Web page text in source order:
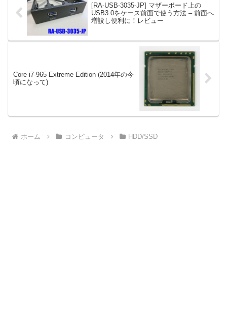
[RA-USB-3035-JP] マザーボード上の
USB3.0をケース前面で使う方法 – 前面へ
増設し便利に！レビュー
Core i7-965 Extreme Edition (2014年の今
頃になって)
ホーム コンピュータ HDD/SSD